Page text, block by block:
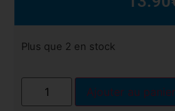
Plus que 2 en stock
Ajouter au panier